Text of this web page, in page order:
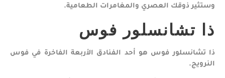
وستثير ذوقك العصري والمغامرات الطعامية.
ذا تشانسلور فوس
ذا تشانسلور فوس هو أحد الفنادق الأربعة الفاخرة في فوس
النرويج.